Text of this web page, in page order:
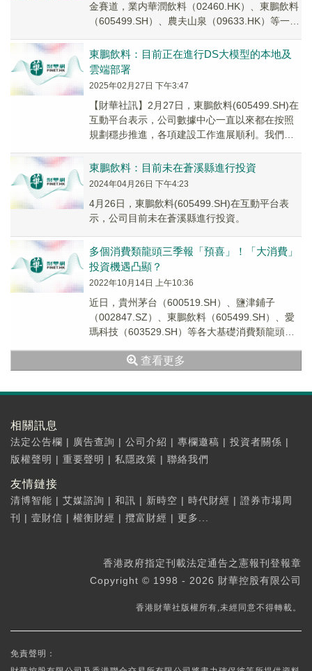
金賽道，業内華潤飲料（02460.HK）、東鵬飲料
（605499.SH）、農夫山泉（09633.HK）等一些
東鵬飲料：目前正在進行DS大模型的本地及
雲端部署
2025年02月27日 下午3:47
【財華社訊】2月27日，東鵬飲料(605499.SH)在
互動平台表示，公司數據中心一直以來都在按照
規劃穩步推進，各項建設工作進展順利。我們將
東鵬飲料：目前未在蒼溪縣進行投資
2024年04月26日 下午4:23
4月26日，東鵬飲料(605499.SH)在互動平台表
示，公司目前未在蒼溪縣進行投資。
多個消費類龍頭三季報「預喜」！「大消費」
投資機遇凸顯？
2022年10月14日 上午10:36
近日，貴州茅台（600519.SH）、鹽津鋪子
（002847.SZ）、東鵬飲料（605499.SH）、愛
瑪科技（603529.SH）等各大基礎消費類龍頭相
查看更多
相關訊息
法定公告欄 | 廣告查詢 | 公司介紹 | 專欄邀稿 | 投資者關係 |
版權聲明 | 重要聲明 | 私隱政策 | 聯絡我們
友情鏈接
清博智能 | 艾媒諮詢 | 和訊 | 新時空 | 時代財經 | 證券市場周
刊
| 壹財信 | 權衡財經 | 攬富財經 | 更多...
香港政府指定刊載法定通告之憲報刊登報章
Copyright © 1998 - 2026 財華控股有限公司
香港財華社版權所有,未經同意不得轉載。
免責聲明：